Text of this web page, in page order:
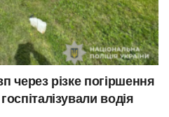
через різке погіршення
водія